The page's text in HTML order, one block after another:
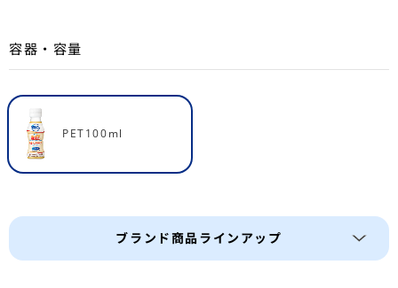
容器・容量
PET100ml
ブランド商品ラインアップ